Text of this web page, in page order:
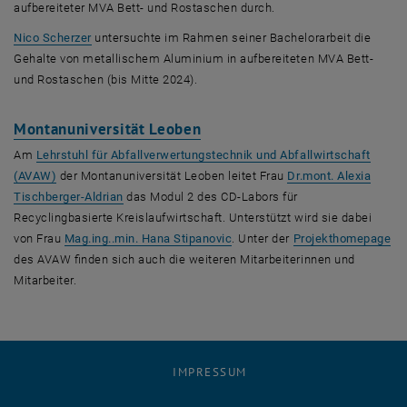
aufbereiteter MVA Bett- und Rostaschen durch.
Nico Scherzer, öffnet eine externe URL in einem neuen Fenster
untersuchte im Rahmen seiner Bachelorarbeit die
Gehalte von metallischem Aluminium in aufbereiteten MVA Bett-
und Rostaschen (bis Mitte 2024).
Montanuniversität Leoben, öffnet eine externe URL in
Am Lehrstuhl für Abfallverwertungstechnik und Abfallwirtschaft
(AVAW) , öffnet eine externe URL in einem neuen Fenster
der Montanuniversität Leoben leitet Frau Dr.mont. Alexia
Tischberger-Aldrian, öffnet eine externe URL in einem neuen Fenster
das Modul 2 des CD-Labors für
Recyclingbasierte Kreislaufwirtschaft. Unterstützt wird sie dabei
von Frau Mag.ing..min. Hana Stipanovic , öffnet eine externe URL in
. Unter der Projekthomepage,
des AVAW finden sich auch die weiteren Mitarbeiterinnen und
Mitarbeiter.
IMPRESSUM